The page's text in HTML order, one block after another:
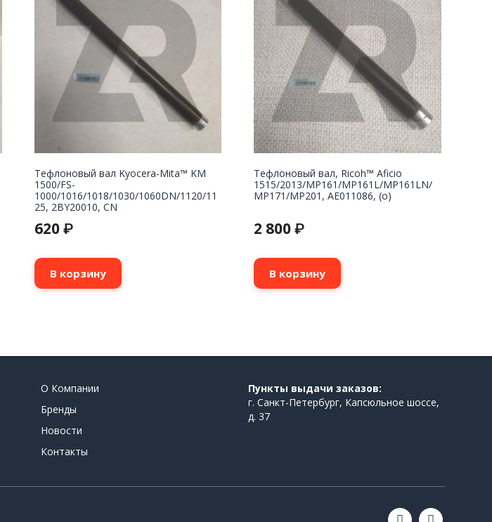
Тефлоновый вал Kyocera-Mita™ KM
1500/FS-
1000/1016/1018/1030/1060DN/1120/11
25, 2BY20010, CN
620 ₽
В корзину
Тефлоновый вал, Ricoh™ Aficio
1515/2013/MP161/MP161L/MP161LN/
MP171/MP201, AE011086, (o)
2 800₽
В корзину
О Компании
Бренды
Новости
Контакты
Пункты выдачи заказов:
г. Санкт-Петербург, Капсюльное шоссе,
д. 37